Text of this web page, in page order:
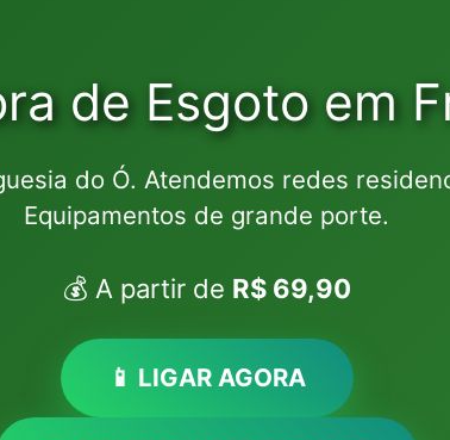
de Esgoto em
do Ó. Atendemos redes
Equipamentos de grande porte.
💰 A partir de R$ 69,90
📱 LIGAR AGORA